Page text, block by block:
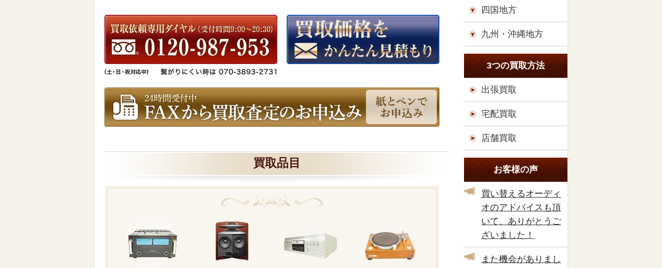
買取品目
四国地方
九州・沖縄地方
3つの買取方法
出張買取
宅配買取
店舗買取
お客様の声
買い替えるオーディ
オのアドバイスも頂
いて、ありがとうご
ざいました！
また機会がありまし